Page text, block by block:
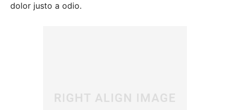
dolor justo a odio.